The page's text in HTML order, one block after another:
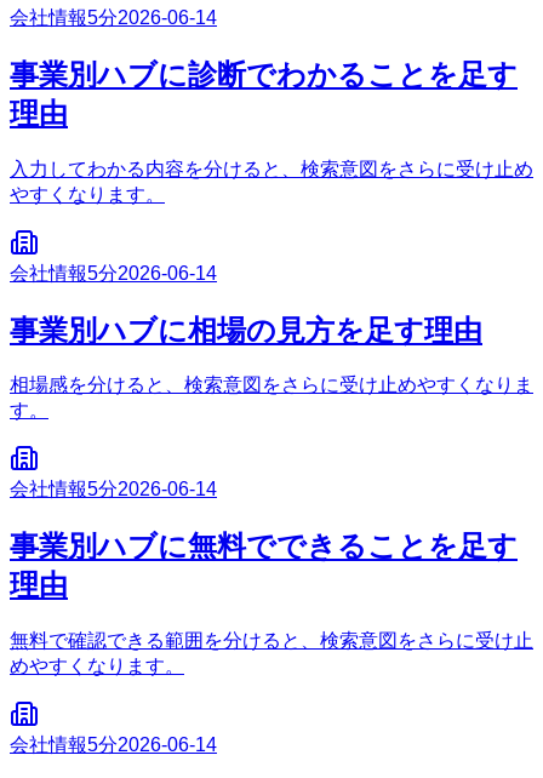
会社情報5分2026-06-14
事業別ハブに診断でわかることを足す
理由
入力してわかる内容を分けると、検索意図をさらに受け止め
やすくなります。
会社情報5分2026-06-14
事業別ハブに相場の見方を足す理由
相場感を分けると、検索意図をさらに受け止めやすくなりま
す。
会社情報5分2026-06-14
事業別ハブに無料でできることを足す
理由
無料で確認できる範囲を分けると、検索意図をさらに受け止
めやすくなります。
会社情報5分2026-06-14